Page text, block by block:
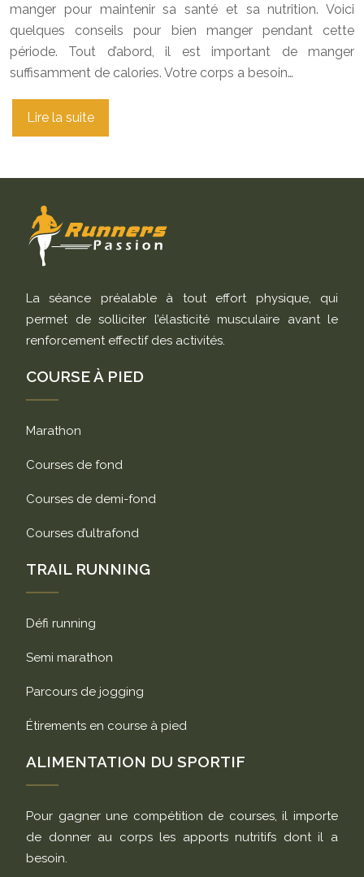
manger pour maintenir sa santé et sa nutrition. Voici
quelques conseils pour bien manger pendant cette
période. Tout d’abord, il est important de manger
suffisamment de calories. Votre corps a besoin…
Lire la suite
La séance préalable à tout effort physique, qui
permet de solliciter l’élasticité musculaire avant le
renforcement effectif des activités.
COURSE À PIED
Marathon
Courses de fond
Courses de demi-fond
Courses d’ultrafond
TRAIL RUNNING
Défi running
Semi marathon
Parcours de jogging
Étirements en course à pied
ALIMENTATION DU SPORTIF
Pour gagner une compétition de courses, il importe
de donner au corps les apports nutritifs dont il a
besoin.